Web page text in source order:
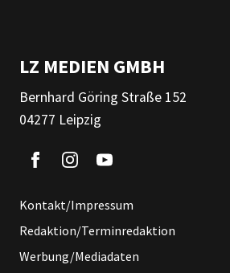
LZ MEDIEN GMBH
Bernhard Göring Straße 152
04277 Leipzig
Kontakt/Impressum
Redaktion/Terminredaktion
Werbung/Mediadaten